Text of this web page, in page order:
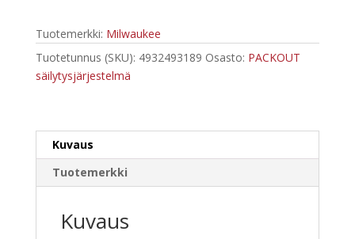
määrä
Tuotemerkki: Milwaukee
Tuotetunnus (SKU): 4932493189 Osasto: PACKOUT
säilytysjärjestelmä
Kuvaus
Tuotemerkki
Kuvaus